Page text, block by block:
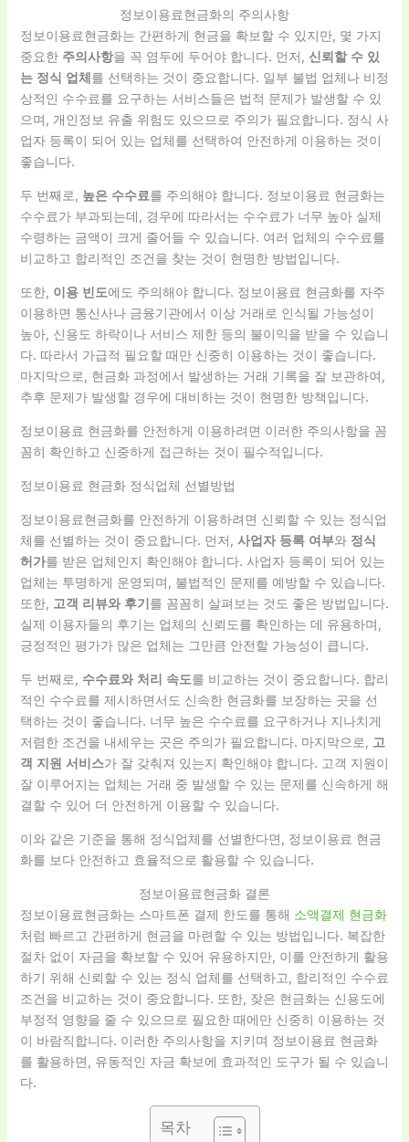
정보이용료현금화의 주의사항
정보이용료현금화는 간편하게 현금을 확보할 수 있지만, 몇 가지
중요한 주의사항을 꼭 염두에 두어야 합니다. 먼저, 신뢰할 수 있
는 정식 업체 를 선택하는 것이 중요합니다. 일부 불법 업체나 비정
상적인 수수료를 요구하는 서비스들은 법적 문제가 발생할 수 있
으며, 개인정보 유출 위험도 있으므로 주의가 필요합니다. 정식 사
업자 등록이 되어 있는 업체를 선택하여 안전하게 이용하는 것이
좋습니다.
두 번째로, 높은 수수료를 주의해야 합니다. 정보이용료 현금화는
수수료가 부과되는데, 경우에 따라서는 수수료가 너무 높아 실제
수령하는 금액이 크게 줄어들 수 있습니다. 여러 업체의 수수료를
비교하고 합리적인 조건을 찾는 것이 현명한 방법입니다.
또한, 이용 빈도에도 주의해야 합니다. 정보이용료 현금화를 자주
이용하면 통신사나 금융기관에서 이상 거래로 인식될 가능성이
높아, 신용도 하락이나 서비스 제한 등의 불이익을 받을 수 있습니
다. 따라서 가급적 필요할 때만 신중히 이용하는 것이 좋습니다.
마지막으로, 현금화 과정에서 발생하는 거래 기록을 잘 보관하여,
추후 문제가 발생할 경우에 대비하는 것이 현명한 방책입니다.
정보이용료 현금화를 안전하게 이용하려면 이러한 주의사항을 꼼
꼼히 확인하고 신중하게 접근하는 것이 필수적입니다.
정보이용료 현금화 정식업체 선별방법
정보이용료현금화를 안전하게 이용하려면 신뢰할 수 있는 정식업
체를 선별하는 것이 중요합니다. 먼저, 사업자 등록 여부와 정식
허가를 받은 업체인지 확인해야 합니다. 사업자 등록이 되어 있는
업체는 투명하게 운영되며, 불법적인 문제를 예방할 수 있습니다.
또한, 고객 리뷰와 후기 를 꼼꼼히 살펴보는 것도 좋은 방법입니다.
실제 이용자들의 후기는 업체의 신뢰도를 확인하는 데 유용하며,
긍정적인 평가가 많은 업체는 그만큼 안전할 가능성이 큽니다.
두 번째로, 수수료와 처리 속도를 비교하는 것이 중요합니다. 합리
적인 수수료를 제시하면서도 신속한 현금화를 보장하는 곳을 선
택하는 것이 좋습니다. 너무 높은 수수료를 요구하거나 지나치게
저렴한 조건을 내세우는 곳은 주의가 필요합니다. 마지막으로, 고
객 지원 서비스가 잘 갖춰져 있는지 확인해야 합니다. 고객 지원이
잘 이루어지는 업체는 거래 중 발생할 수 있는 문제를 신속하게 해
결할 수 있어 더 안전하게 이용할 수 있습니다.
이와 같은 기준을 통해 정식업체를 선별한다면, 정보이용료 현금
화를 보다 안전하고 효율적으로 활용할 수 있습니다.
정보이용료현금화 결론
정보이용료현금화는 스마트폰 결제 한도를 통해 소액결제 현금화
처럼 빠르고 간편하게 현금을 마련할 수 있는 방법입니다. 복잡한
절차 없이 자금을 확보할 수 있어 유용하지만, 이를 안전하게 활용
하기 위해 신뢰할 수 있는 정식 업체를 선택하고, 합리적인 수수료
조건을 비교하는 것이 중요합니다. 또한, 잦은 현금화는 신용도에
부정적 영향을 줄 수 있으므로 필요한 때에만 신중히 이용하는 것
이 바람직합니다. 이러한 주의사항을 지키며 정보이용료 현금화
를 활용하면, 유동적인 자금 확보에 효과적인 도구가 될 수 있습니
다.
목차